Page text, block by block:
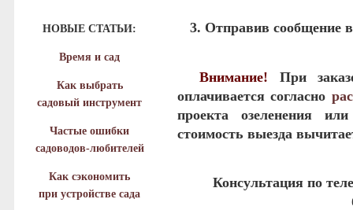
НОВЫЕ СТАТЬИ:
Время и сад
Как выбрать
садовый инструмент
Частые ошибки
садоводов-любителей
Как сэкономить
при устройстве сада
Отправив сообщение
Внимание! При
оплачивается согласно
проекта озеленения
стоимость выезда
Консультация по